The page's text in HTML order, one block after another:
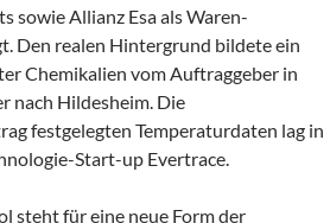
sowie Allianz Esa als Waren-
Den realen Hintergrund bildete ein
Chemikalien vom Auftraggeber in
nach Hildesheim. Die
festgelegten Temperaturdaten lag in
Start-up Evertrace.
steht für eine neue Form der